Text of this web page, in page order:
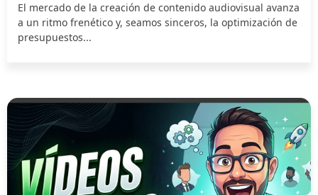
El mercado de la creación de contenido audiovisual avanza
a un ritmo frenético y, seamos sinceros, la optimización de
presupuestos...